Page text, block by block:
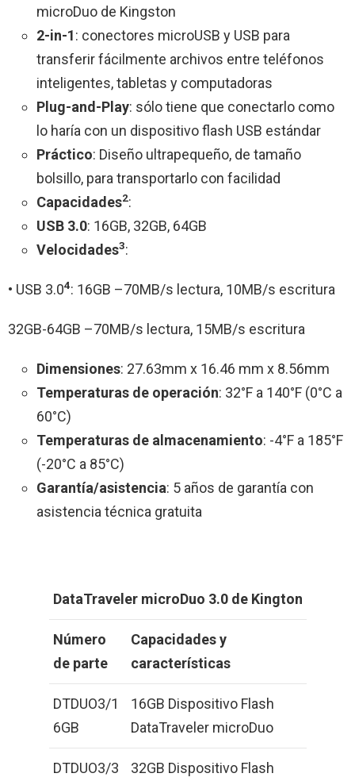
microDuo de Kingston
2-in-1: conectores microUSB y USB para
transferir fácilmente archivos entre teléfonos
inteligentes, tabletas y computadoras
Plug-and-Play: sólo tiene que conectarlo como
lo haría con un dispositivo flash USB estándar
Práctico: Diseño ultrapequeño, de tamaño
bolsillo, para transportarlo con facilidad
Capacidades2:
USB 3.0: 16GB, 32GB, 64GB
Velocidades3:
• USB 3.04: 16GB –70MB/s lectura, 10MB/s escritura
32GB-64GB –70MB/s lectura, 15MB/s escritura
Dimensiones: 27.63mm x 16.46 mm x 8.56mm
Temperaturas de operación: 32°F a 140°F (0°C a
60°C)
Temperaturas de almacenamiento: -4°F a 185°F
(-20°C a 85°C)
Garantía/asistencia: 5 años de garantía con
asistencia técnica gratuita
DataTraveler microDuo 3.0 de Kington
Número
de parte
Capacidades y
características
DTDUO3/1
6GB
16GB Dispositivo Flash
DataTraveler microDuo
DTDUO3/3 32GB Dispositivo Flash